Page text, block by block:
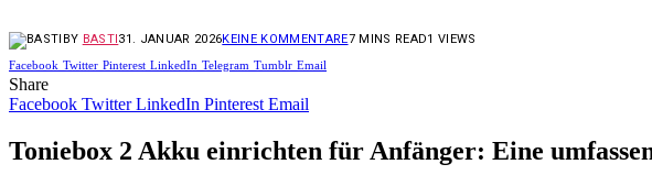
BY BASTI31. JANUAR 2026KEINE KOMMENTARE7 MINS READ1 VIEWS
Facebook Twitter Pinterest LinkedIn Telegram Tumblr Email
Share
Facebook Twitter LinkedIn Pinterest Email
Toniebox 2 Akku einrichten für Anfänger: Eine